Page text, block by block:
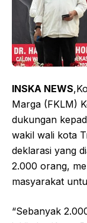
INSKA NEWS
Marga (FKLM)
dukungan
wakil wali kota
deklarasi yang
2.000 orang,
masyarakat
“Sebanyak